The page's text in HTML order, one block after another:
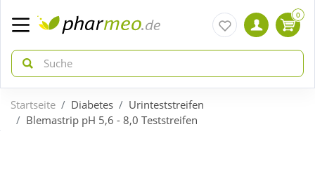
zurück
zurück
0
Startseite Diabetes
Urinteststreifen
Blemastrip pH 5,6 - 8,0 Teststreifen